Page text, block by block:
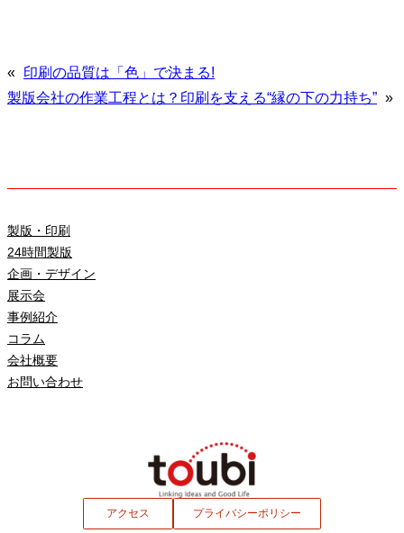
« 印刷の品質は「色」で決まる!
製版会社の作業工程とは？印刷を支える“縁の下の力持ち” »
製版・印刷
24時間製版
企画・デザイン
展示会
事例紹介
コラム
会社概要
お問い合わせ
アクセス プライバシーポリシー